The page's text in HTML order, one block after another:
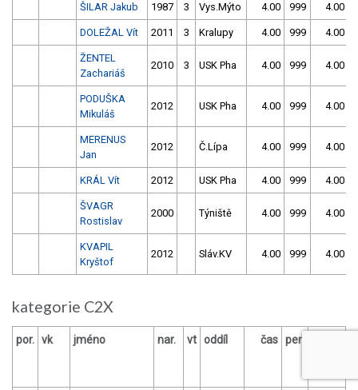
ŠILAR Jakub 1987 3 Vys.Mýto 4.00 999 4.00
DOLEŽAL Vít 2011 3 Kralupy 4.00 999 4.00
ŽENTEL
Zachariáš
2010 3 USK Pha 4.00 999 4.00
PODUŠKA
Mikuláš
2012 USK Pha 4.00 999 4.00
MERENUS
Jan
2012 Č.Lípa 4.00 999 4.00
KRÁL Vít 2012 USK Pha 4.00 999 4.00
ŠVAGR
Rostislav
2000 Týniště 4.00 999 4.00
KVAPIL
Kryštof
2012 Sláv.KV 4.00 999 4.00
kategorie C2X
por. vk jméno nar. vt oddíl čas pen